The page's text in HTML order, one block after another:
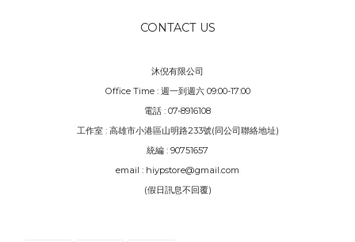
CONTACT US
沐倪有限公司
Office Time : 週一到週六 09:00-17:00
電話 : 07-8916108
工作室 : 高雄市小港區山明路233號(同公司聯絡地址)
統編 : 90751657
email : hiypstore@gmail.com
(假日訊息不回覆)